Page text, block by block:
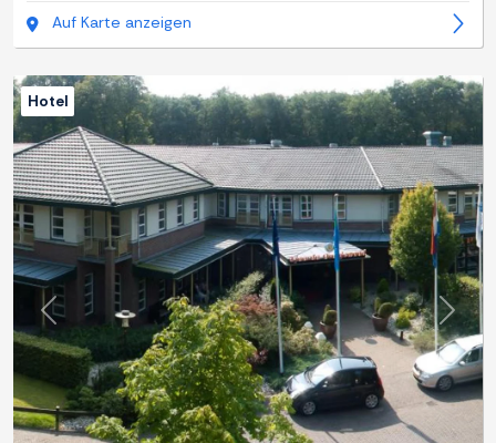
Auf Karte anzeigen
Zurück
Hotel